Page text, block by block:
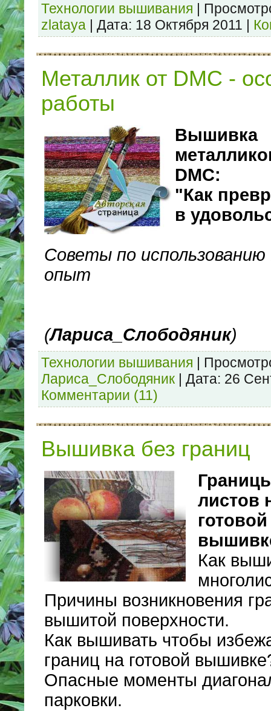
Технологии вышивания |
zlataya | Дата: 18 Октября 2011 |
Металлик от DMC -
работы
Вышивка
DMC:
"Как
в
Советы по
опыт
(Лариса_Слободяник)
Технологии вышивания |
Лариса_Слободяник | Дата: 26
Комментарии (11)
Вышивка без границ
листов
готовой
Как
Причины возникновения
вышитой поверхности.
Как вышивать чтобы
границ на готовой
Опасные моменты
парковки.